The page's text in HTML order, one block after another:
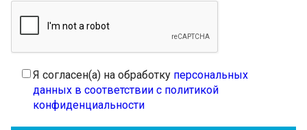
Я согласен(а) на обработку персональных
данных в соответствии с политикой
конфиденциальности